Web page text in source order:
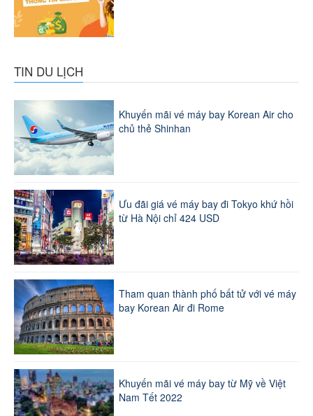
TIN DU LỊCH
Khuyến mãi vé máy bay Korean Air cho
chủ thẻ Shinhan
Ưu đãi giá vé máy bay đi Tokyo khứ hồi
từ Hà Nội chỉ 424 USD
Tham quan thành phố bất tử với vé máy
bay Korean Air đi Rome
Khuyến mãi vé máy bay từ Mỹ về Việt
Nam Tết 2022